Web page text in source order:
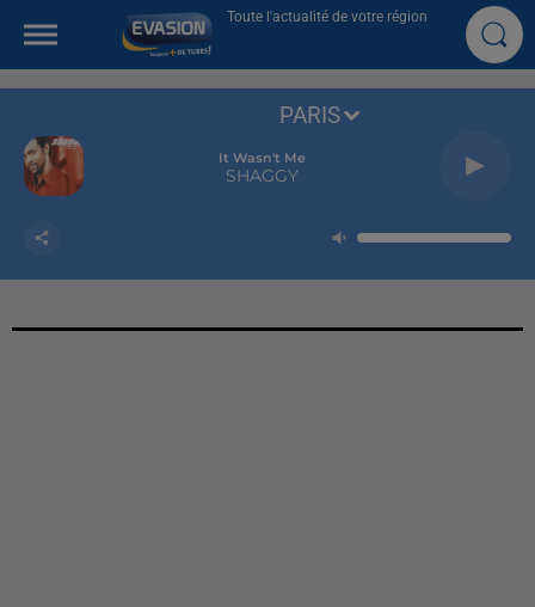
Toute l'actualité de votre région
It Wasn't Me
SHAGGY
PARIS